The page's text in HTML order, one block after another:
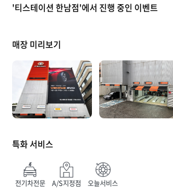
'티스테이션 한남점'에서 진행 중인 이벤트
매장 미리보기
특화 서비스
전기차전문 A/S지정점 오늘서비스